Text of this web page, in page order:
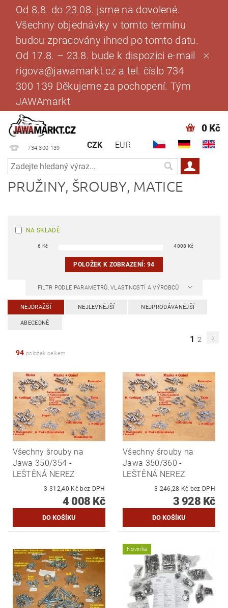
Od 8.8. do 23.08. jsme na dovolené.
Všechny objednávky v tomto termínu
budou zpracovány ihned po tomto datu.
Od 17.8. – 23.8. bude k dispozici e-mail
rigova@jawamarkt.cz a tel. číslo 734
300 139 Děkujeme za pochopení. Tým
JAWAmarkt
734 300 139 CZK EUR
0 Kč
PRUŽINY, ŠROUBY, MATICE
NA SKLADĚ
6 Kč 4008 Kč
POLOŽEK K ZOBRAZENÍ:94
FILTR PODLE PARAMETRŮ, VLASTNOSTÍ A VÝROBCŮ
NEJDRAŽŠÍ NEJLEVNĚJŠÍ NEJPRODÁVANĚJŠÍ
ABECEDNĚ
1 2
94 položek celkem
Všechny šrouby na
Jawa 350/354 -
LEŠTĚNÁ NEREZ
3 312,40 Kč bez DPH
4 008 Kč
Všechny šrouby na
Jawa 350/360 -
LEŠTĚNÁ NEREZ
3 246,28 Kč bez DPH
3 928 Kč
Novinka